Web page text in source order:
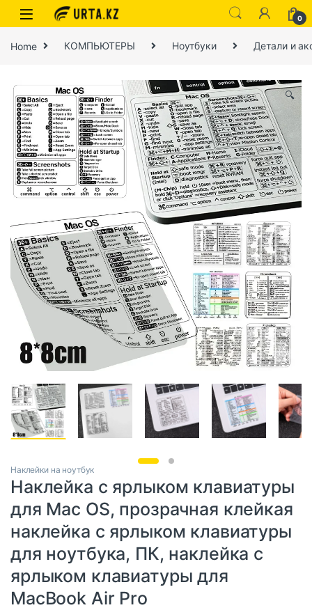
0
Home КОМПЬЮТЕРЫ Ноутбуки Детали и
🔍
Наклейки на ноутбук
Наклейка с ярлыком клавиатуры
для Mac OS, прозрачная клейкая
наклейка с ярлыком клавиатуры
для ноутбука, ПК, наклейка с
ярлыком клавиатуры для
MacBook Air Pro